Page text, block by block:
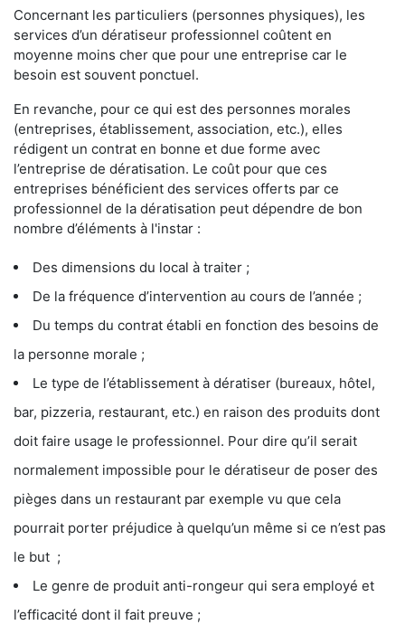
Concernant les particuliers (personnes physiques), les
services d’un dératiseur professionnel coûtent en
moyenne moins cher que pour une entreprise car le
besoin est souvent ponctuel.
En revanche, pour ce qui est des personnes morales
(entreprises, établissement, association, etc.), elles
rédigent un contrat en bonne et due forme avec
l’entreprise de dératisation. Le coût pour que ces
entreprises bénéficient des services offerts par ce
professionnel de la dératisation peut dépendre de bon
nombre d’éléments à l'instar :
Des dimensions du local à traiter ;
De la fréquence d’intervention au cours de l’année ;
Du temps du contrat établi en fonction des besoins de
la personne morale ;
Le type de l’établissement à dératiser (bureaux, hôtel,
bar, pizzeria, restaurant, etc.) en raison des produits dont
doit faire usage le professionnel. Pour dire qu’il serait
normalement impossible pour le dératiseur de poser des
pièges dans un restaurant par exemple vu que cela
pourrait porter préjudice à quelqu’un même si ce n’est pas
le but ;
Le genre de produit anti-rongeur qui sera employé et
l’efficacité dont il fait preuve ;